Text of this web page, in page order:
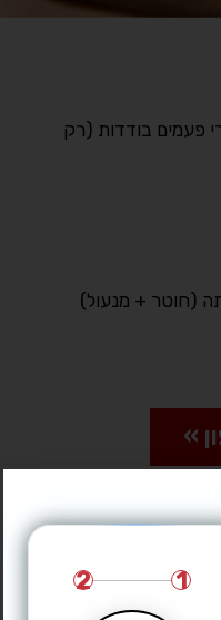
פעמים בודדות (רק
(חוטר + מנעול)
»
1
2